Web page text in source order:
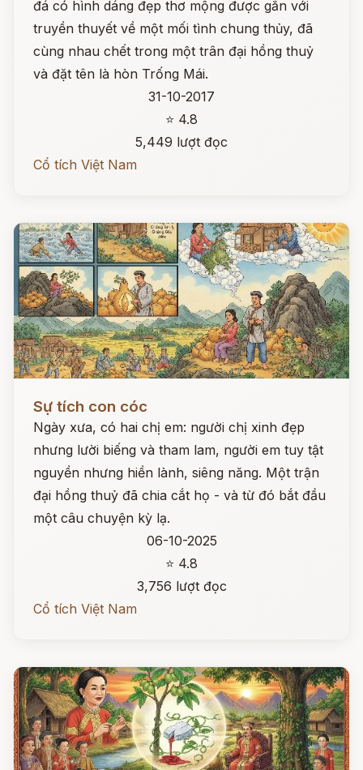
đá có hình dáng đẹp thơ mộng được gắn với
truyền thuyết về một mối tình chung thủy, đã
cùng nhau chết trong một trân đại hồng thuỷ
và đặt tên là hòn Trống Mái.
31-10-2017
⭐ 4.8
5,449 lượt đọc
Cổ tích Việt Nam
Sự tích con cóc
Ngày xưa, có hai chị em: người chị xinh đẹp
nhưng lười biếng và tham lam, người em tuy tật
nguyền nhưng hiền lành, siêng năng. Một trận
đại hồng thuỷ đã chia cắt họ - và từ đó bắt đầu
một câu chuyện kỳ lạ.
06-10-2025
⭐ 4.8
3,756 lượt đọc
Cổ tích Việt Nam